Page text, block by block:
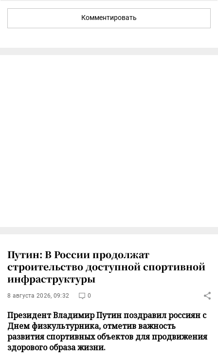
Комментировать
Путин: В России продолжат
строительство доступной спортивной
инфраструктуры
8 августа 2026, 09:32 0
Президент Владимир Путин поздравил россиян с
Днем физкультурника, отметив важность
развития спортивных объектов для продвижения
здорового образа жизни.